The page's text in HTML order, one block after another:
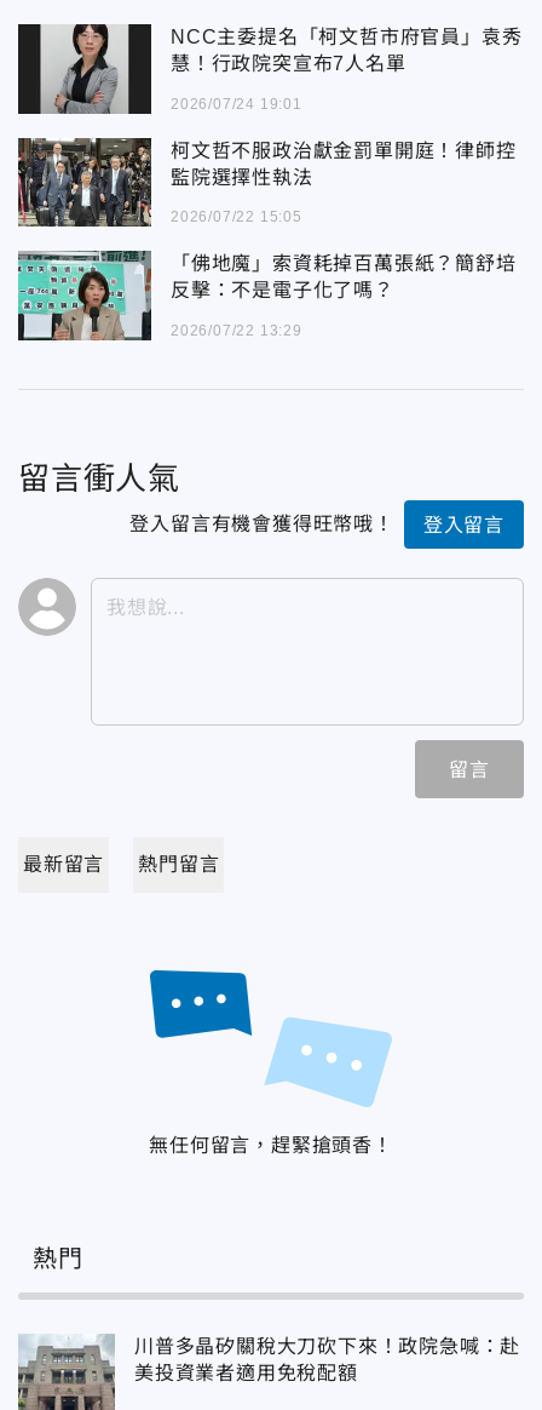
NCC主委提名「柯文哲市府官員」袁秀
慧！行政院突宣布7人名單
2026/07/24 19:01
柯文哲不服政治獻金罰單開庭！律師控
監院選擇性執法
2026/07/22 15:05
「佛地魔」索資耗掉百萬張紙？簡舒培
反擊：不是電子化了嗎？
2026/07/22 13:29
留言衝人氣
登入留言有機會獲得旺幣哦！ 登入留言
留言
最新留言 熱門留言
無任何留言，趕緊搶頭香！
熱門
川普多晶矽關稅大刀砍下來！政院急喊：赴
美投資業者適用免稅配額